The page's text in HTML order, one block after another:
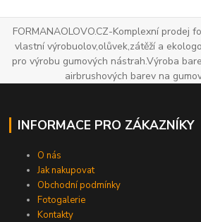
FORMANAOLOVO.CZ-Komplexní prodej
vlastní výrobuolov,olůvek,zátěží a
pro výrobu gumových nástrah.Výroba
airbrushových barev na
INFORMACE PRO ZÁKAZNÍKY
O nás
Jak nakupovat
Obchodní podmínky
Fotogalerie
Kontakty